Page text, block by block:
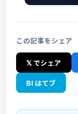
この記事をシェア
𝕏 でシェア
B! はてブ